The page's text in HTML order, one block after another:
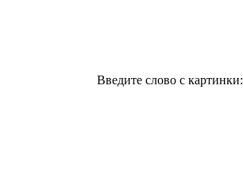
Введите слово с картинки: